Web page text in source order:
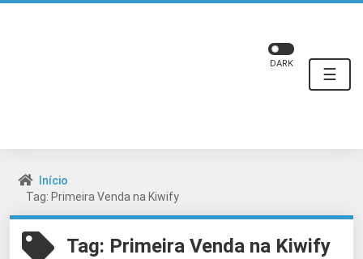
☰
DARK
Início
Tag: Primeira Venda na Kiwify
Tag: Primeira Venda na Kiwify